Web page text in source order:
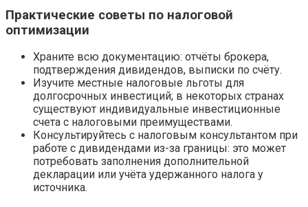
Практические советы по налоговой
оптимизации
Храните всю документацию: отчёты брокера,
подтверждения дивидендов, выписки по счёту.
Изучите местные налоговые льготы для
долгосрочных инвестиций; в некоторых странах
существуют индивидуальные инвестиционные
счета с налоговыми преимуществами.
Консультируйтесь с налоговым консультантом при
работе с дивидендами из-за границы: это может
потребовать заполнения дополнительной
декларации или учёта удержанного налога у
источника.